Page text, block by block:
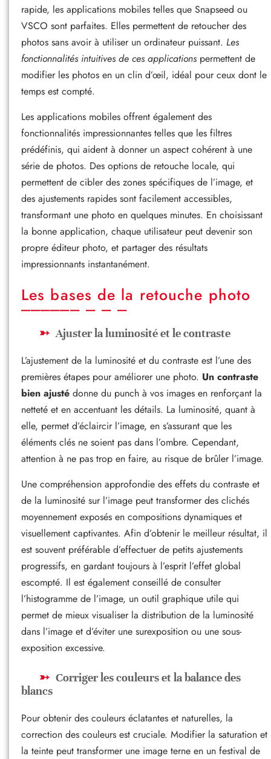
rapide, les applications mobiles telles que Snapseed ou
VSCO sont parfaites. Elles permettent de retoucher des
photos sans avoir à utiliser un ordinateur puissant. Les
fonctionnalités intuitives de ces applications permettent de
modifier les photos en un clin d’œil, idéal pour ceux dont le
temps est compté.
Les applications mobiles offrent également des
fonctionnalités impressionnantes telles que les filtres
prédéfinis, qui aident à donner un aspect cohérent à une
série de photos. Des options de retouche locale, qui
permettent de cibler des zones spécifiques de l’image, et
des ajustements rapides sont facilement accessibles,
transformant une photo en quelques minutes. En choisissant
la bonne application, chaque utilisateur peut devenir son
propre éditeur photo, et partager des résultats
impressionnants instantanément.
Les bases de la retouche photo
Ajuster la luminosité et le contraste
L’ajustement de la luminosité et du contraste est l’une des
premières étapes pour améliorer une photo. Un contraste
bien ajusté donne du punch à vos images en renforçant la
netteté et en accentuant les détails. La luminosité, quant à
elle, permet d’éclaircir l’image, en s’assurant que les
éléments clés ne soient pas dans l’ombre. Cependant,
attention à ne pas trop en faire, au risque de brûler l’image.
Une compréhension approfondie des effets du contraste et
de la luminosité sur l’image peut transformer des clichés
moyennement exposés en compositions dynamiques et
visuellement captivantes. Afin d’obtenir le meilleur résultat, il
est souvent préférable d’effectuer de petits ajustements
progressifs, en gardant toujours à l’esprit l’effet global
escompté. Il est également conseillé de consulter
l’histogramme de l’image, un outil graphique utile qui
permet de mieux visualiser la distribution de la luminosité
dans l’image et d’éviter une surexposition ou une sous-
exposition excessive.
Corriger les couleurs et la balance des
blancs
Pour obtenir des couleurs éclatantes et naturelles, la
correction des couleurs est cruciale. Modifier la saturation et
la teinte peut transformer une image terne en un festival de